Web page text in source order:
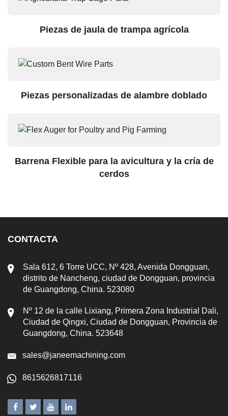
Piezas de jaula de trampa agrícola
Piezas personalizadas de alambre doblado
Barrena Flexible para la avicultura y la cría de
cerdos
CONTACTA
Sala 612, 6 Torre UCC, Nº 428, Avenida Dongguan,
distrito de Nancheng, ciudad de Dongguan, provincia
de Guangdong, China. 523080
Nº 12 de la calle Lixiang, Primera Zona Industrial Dali,
Ciudad de Qingxi, Ciudad de Dongguan, Provincia de
Guangdong, China. 523648
sales@janeemachining.com
8615626817116